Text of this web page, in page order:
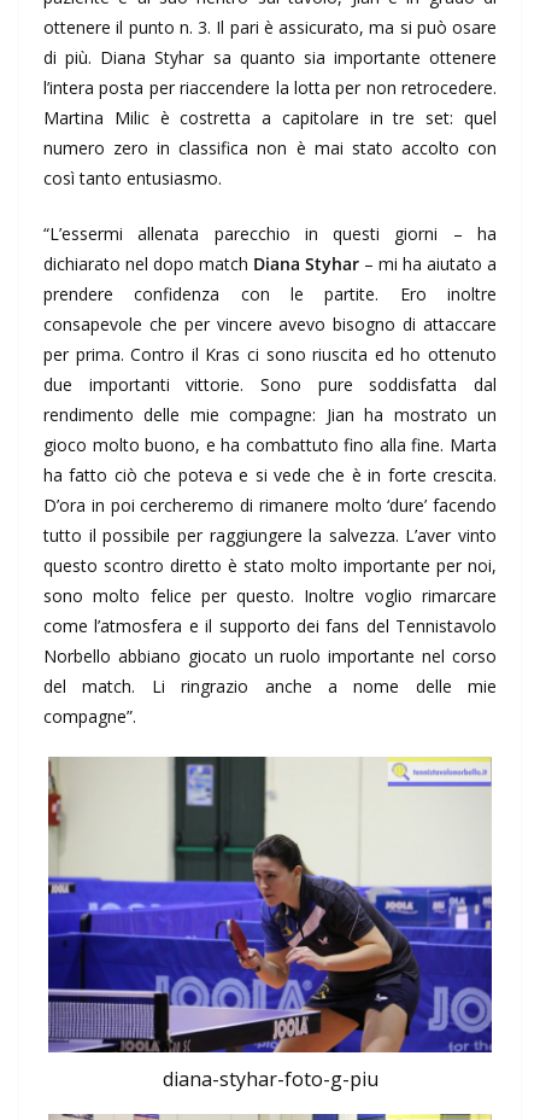
ottenere il punto n. 3. Il pari è assicurato, ma si può osare
di più. Diana Styhar sa quanto sia importante ottenere
l’intera posta per riaccendere la lotta per non retrocedere.
Martina Milic è costretta a capitolare in tre set: quel
numero zero in classifica non è mai stato accolto con
così tanto entusiasmo.
“L’essermi allenata parecchio in questi giorni – ha
dichiarato nel dopo match Diana Styhar – mi ha aiutato a
prendere confidenza con le partite. Ero inoltre
consapevole che per vincere avevo bisogno di attaccare
per prima. Contro il Kras ci sono riuscita ed ho ottenuto
due importanti vittorie. Sono pure soddisfatta dal
rendimento delle mie compagne: Jian ha mostrato un
gioco molto buono, e ha combattuto fino alla fine. Marta
ha fatto ciò che poteva e si vede che è in forte crescita.
D’ora in poi cercheremo di rimanere molto ‘dure’ facendo
tutto il possibile per raggiungere la salvezza. L’aver vinto
questo scontro diretto è stato molto importante per noi,
sono molto felice per questo. Inoltre voglio rimarcare
come l’atmosfera e il supporto dei fans del Tennistavolo
Norbello abbiano giocato un ruolo importante nel corso
del match. Li ringrazio anche a nome delle mie
compagne”.
diana-styhar-foto-g-piu